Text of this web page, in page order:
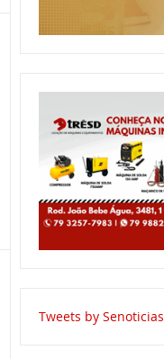
Tweets by Senoticias